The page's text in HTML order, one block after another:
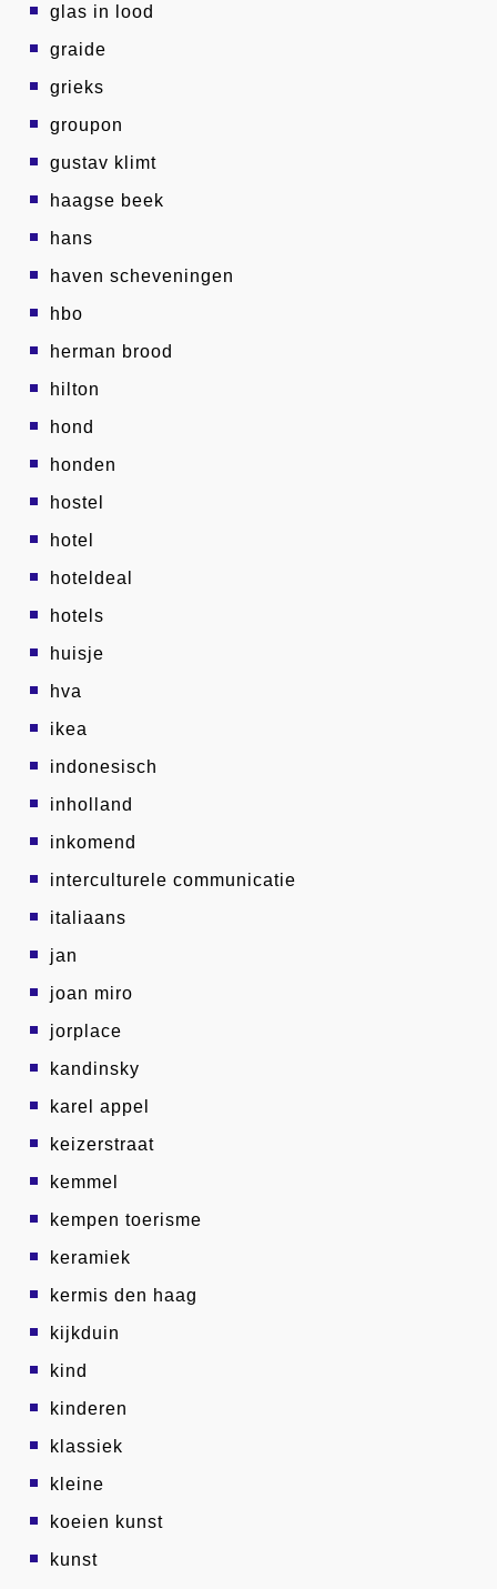
glas in lood
graide
grieks
groupon
gustav klimt
haagse beek
hans
haven scheveningen
hbo
herman brood
hilton
hond
honden
hostel
hotel
hoteldeal
hotels
huisje
hva
ikea
indonesisch
inholland
inkomend
interculturele communicatie
italiaans
jan
joan miro
jorplace
kandinsky
karel appel
keizerstraat
kemmel
kempen toerisme
keramiek
kermis den haag
kijkduin
kind
kinderen
klassiek
kleine
koeien kunst
kunst